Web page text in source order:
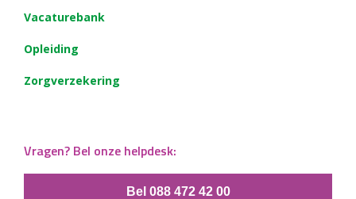
Vacaturebank
Opleiding
Zorgverzekering
Vragen? Bel onze helpdesk:
Bel 088 472 42 00